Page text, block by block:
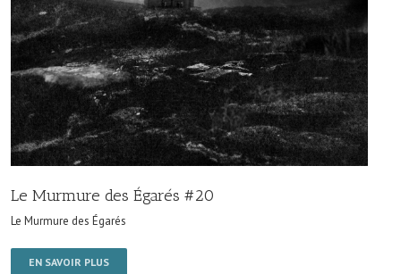
Le Murmure des Égarés #20
Le Murmure des Égarés
EN SAVOIR PLUS